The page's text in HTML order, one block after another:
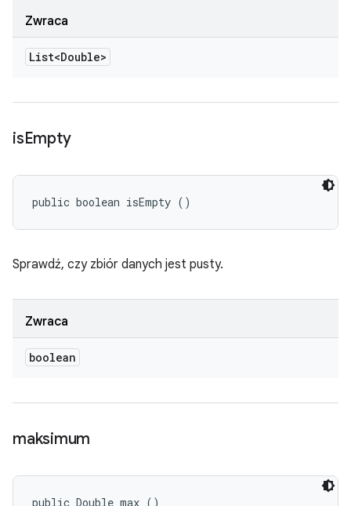
Zwraca
List<Double>
isEmpty
public boolean isEmpty ()
Sprawdź, czy zbiór danych jest pusty.
Zwraca
boolean
maksimum
public Double max ()